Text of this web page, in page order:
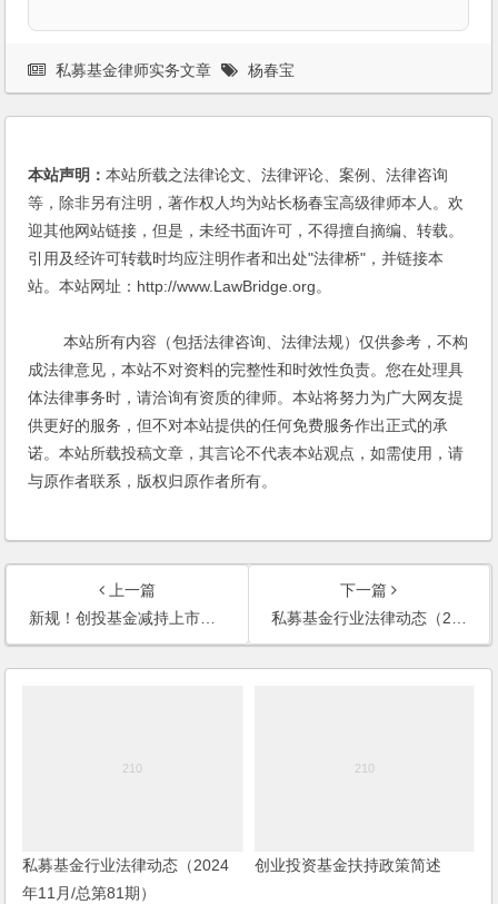
私募基金律师实务文章 杨春宝
本站声明：本站所载之法律论文、法律评论、案例、法律咨询
等，除非另有注明，著作权人均为站长杨春宝高级律师本人。欢
迎其他网站链接，但是，未经书面许可，不得擅自摘编、转载。
引用及经许可转载时均应注明作者和出处"法律桥"，并链接本
站。本站网址：http://www.LawBridge.org。
本站所有内容（包括法律咨询、法律法规）仅供参考，不构
成法律意见，本站不对资料的完整性和时效性负责。您在处理具
体法律事务时，请洽询有资质的律师。本站将努力为广大网友提
供更好的服务，但不对本站提供的任何免费服务作出正式的承
诺。本站所载投稿文章，其言论不代表本站观点，如需使用，请
与原作者联系，版权归原作者所有。
上一篇
新规！创投基金减持上市公司股份又放宽了
下一篇
私募基金行业法律动态（2020年4月/总第26期）
私募基金行业法律动态（2024
年11月/总第81期）
创业投资基金扶持政策简述